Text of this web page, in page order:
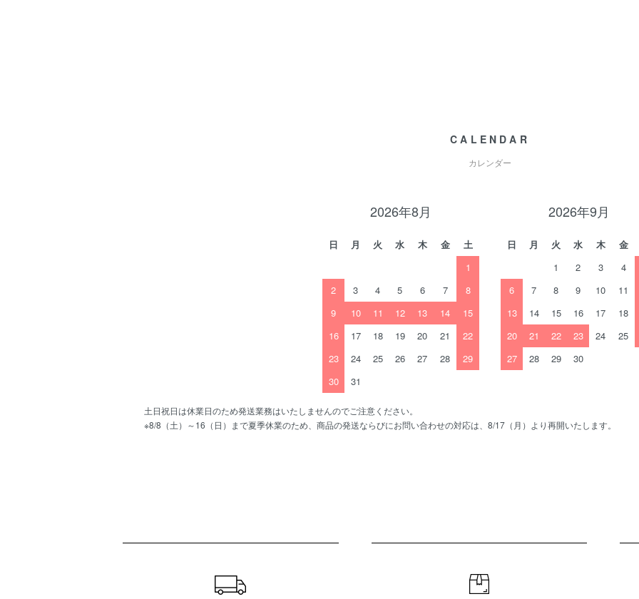
CALENDAR
カレンダー
2026年8月
日 月 火 水 木 金
土
1
2
3 4 5 6 7
8
9
10 11 12 13 14
15
16
17 18 19 20 21
22
23
24 25 26 27 28
29
30
31
2026年9月
日 月 火 水 木 金
1
2 3 4
6
7 8 9 10 11
13
14 15 16 17 18
20
21 22 23 24 25
27
28 29 30
土日祝日は休業日のため発送業務はいたしませんのでご注意ください。
※8/8（土）～16（日）まで夏季休業のため、商品の発送ならびにお問い合わせの対応は、8/17（月）より再開いたします。